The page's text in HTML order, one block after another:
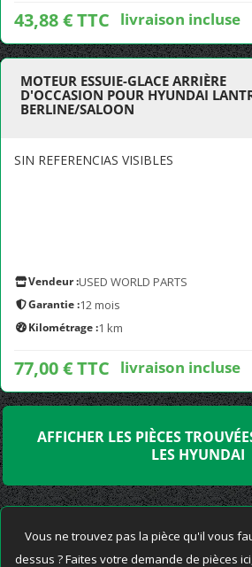
43,88 € TTC livraison incluse
MOTEUR ESSUIE-GLACE ARRIÈRE
D'OCCASION POUR HYUNDAI
BERLINE/SALOON
SIN REFERENCIAS VISIBLES
Vendeur :USED WORLD PARTS
Garantie :12 mois
Kilométrage :1 km
77,00 € TTC livraison incluse
AFFICHER LES PIÈCES
LES HYUNDAI
Vous ne trouvez pas la pièce qu'il vous
dessus ? Faites votre demande de pièces